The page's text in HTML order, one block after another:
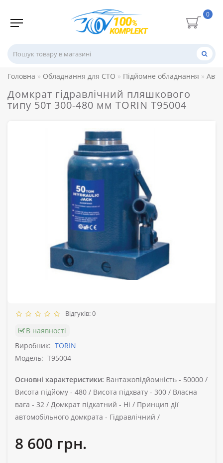
0
Головна Обладнання для СТО Підйомне обладнання
Домкрат гідравлічний пляшкового
типу 50т 300-480 мм TORIN T95004
Відгуків: 0
В наявності
Виробник: TORIN
Модель: T95004
Основні характеристики: Вантажопідйомність - 50000 /
Висота підйому - 480 / Висота підхвату - 300 / Власна
вага - 32 / Домкрат підкатний - Ні / Принцип дії
автомобільного домкрата - Гідравлічний /
8 600 грн.